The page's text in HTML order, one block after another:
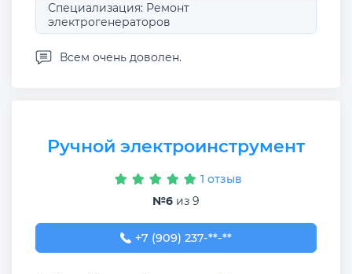
Специализация: Ремонт
электрогенераторов
Всем очень доволен.
Ручной электроинструмент
1 отзыв
№6 из 9
+7 (909) 237-54-19
+7 (909) 237-**-**